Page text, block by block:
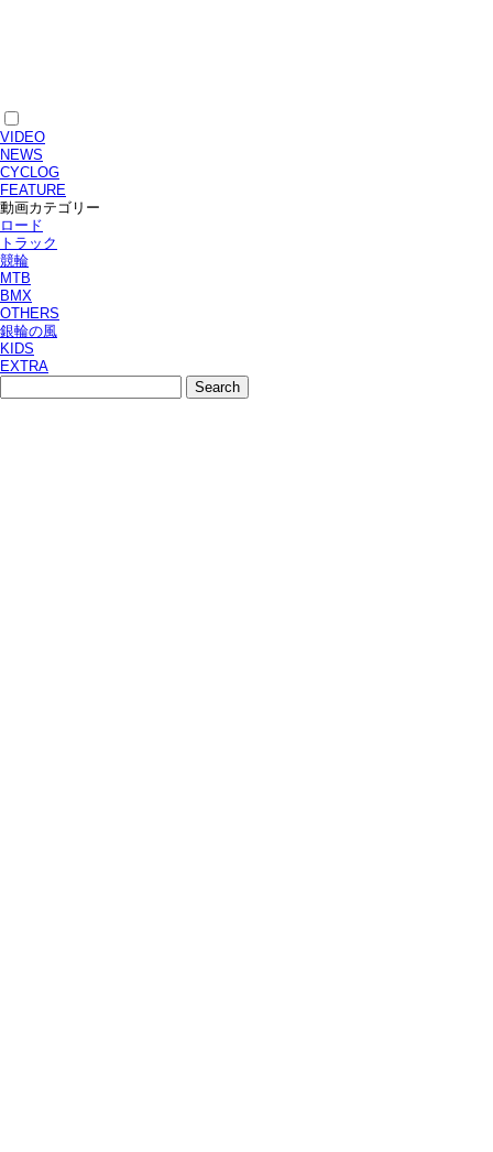
VIDEO
NEWS
CYCLOG
FEATURE
動画カテゴリー
ロード
トラック
競輪
MTB
BMX
OTHERS
銀輪の風
KIDS
EXTRA